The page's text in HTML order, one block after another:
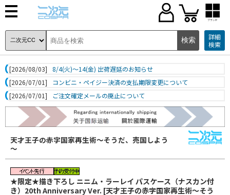
ブランド
詳細
検索
[2026/08/03]
8/4(火)～14(金) 出荷遅延のお知らせ
[2026/07/01]
コンビニ・ペイジー決済の支払期限変更について
[2026/07/01]
ご注文確定メールの廃止について
天才王子の赤字国家再生術～そうだ、売国しよう
～
★限定★描き下ろし ニニム・ラーレイ パスケース（ナスカン付
き）20th Anniversary Ver. [天才王子の赤字国家再生術～そう